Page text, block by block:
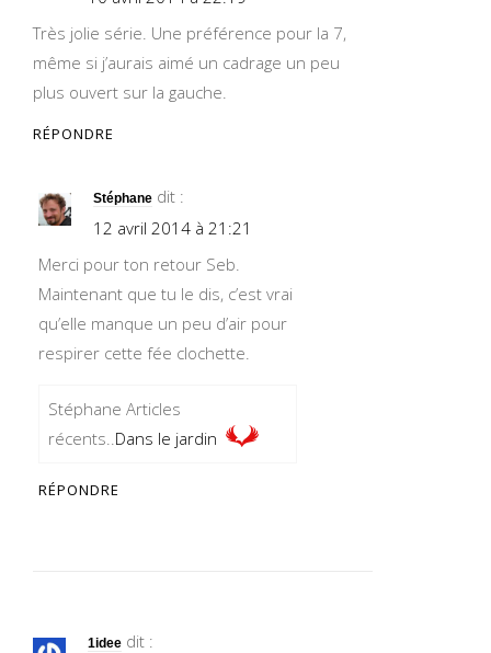
Très jolie série. Une préférence pour la 7,
même si j’aurais aimé un cadrage un peu
plus ouvert sur la gauche.
RÉPONDRE
Stéphane dit :
12 avril 2014 à 21:21
Merci pour ton retour Seb.
Maintenant que tu le dis, c’est vrai
qu’elle manque un peu d’air pour
respirer cette fée clochette.
Stéphane Articles
récents..Dans le jardin
RÉPONDRE
1idee dit :